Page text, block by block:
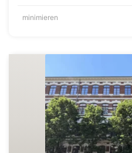
minimieren